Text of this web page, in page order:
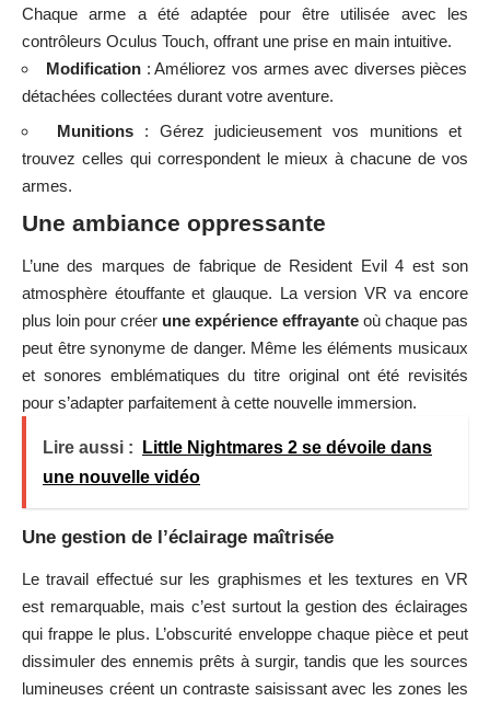
Chaque arme a été adaptée pour être utilisée avec les
contrôleurs Oculus Touch, offrant une prise en main intuitive.
Modification : Améliorez vos armes avec diverses pièces
détachées collectées durant votre aventure.
Munitions : Gérez judicieusement vos munitions et
trouvez celles qui correspondent le mieux à chacune de vos
armes.
Une ambiance oppressante
L’une des marques de fabrique de Resident Evil 4 est son
atmosphère étouffante et glauque. La version VR va encore
plus loin pour créer une expérience effrayante où chaque pas
peut être synonyme de danger. Même les éléments musicaux
et sonores emblématiques du titre original ont été revisités
pour s’adapter parfaitement à cette nouvelle immersion.
Lire aussi :
Little Nightmares 2 se dévoile dans
une nouvelle vidéo
Une gestion de l’éclairage maîtrisée
Le travail effectué sur les graphismes et les textures en VR
est remarquable, mais c’est surtout la gestion des éclairages
qui frappe le plus. L’obscurité enveloppe chaque pièce et peut
dissimuler des ennemis prêts à surgir, tandis que les sources
lumineuses créent un contraste saisissant avec les zones les